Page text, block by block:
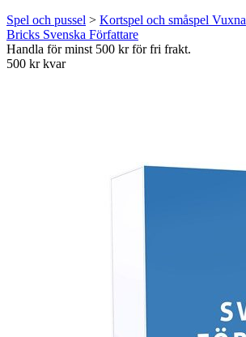
Spel och pussel > Kortspel och småspel Vuxna
Bricks Svenska Författare
Handla för minst 500 kr för fri frakt.
500 kr kvar